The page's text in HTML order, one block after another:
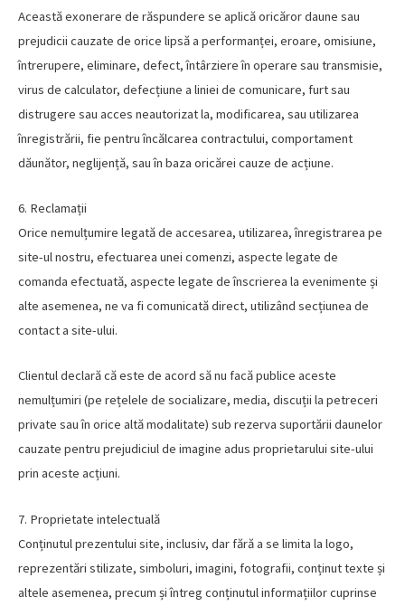
Această exonerare de răspundere se aplică oricăror daune sau
prejudicii cauzate de orice lipsă a performanței, eroare, omisiune,
întrerupere, eliminare, defect, întârziere în operare sau transmisie,
virus de calculator, defecțiune a liniei de comunicare, furt sau
distrugere sau acces neautorizat la, modificarea, sau utilizarea
înregistrării, fie pentru încălcarea contractului, comportament
dăunător, neglijență, sau în baza oricărei cauze de acțiune.
6. Reclamații
Orice nemulțumire legată de accesarea, utilizarea, înregistrarea pe
site-ul nostru, efectuarea unei comenzi, aspecte legate de
comanda efectuată, aspecte legate de înscrierea la evenimente și
alte asemenea, ne va fi comunicată direct, utilizând secțiunea de
contact a site-ului.
Clientul declară că este de acord să nu facă publice aceste
nemulțumiri (pe rețelele de socializare, media, discuții la petreceri
private sau în orice altă modalitate) sub rezerva suportării daunelor
cauzate pentru prejudiciul de imagine adus proprietarului site-ului
prin aceste acțiuni.
7. Proprietate intelectuală
Conținutul prezentului site, inclusiv, dar fără a se limita la logo,
reprezentări stilizate, simboluri, imagini, fotografii, conținut texte și
altele asemenea, precum și întreg conținutul informațiilor cuprinse